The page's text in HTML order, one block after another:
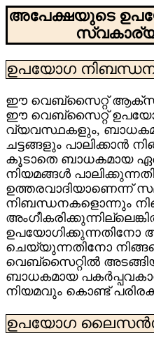
അപേക്ഷയുടെ
ഉപയോഗ
ഈ വെബ്‌സൈറ്റ്
ഈ വെബ്‌സൈറ്റ്
വ്യവസ്ഥകളും,
ചട്ടങ്ങളും പാലിക്കാൻ
കൂടാതെ ബാധകമായ
നിയമങ്ങൾ
ഉത്തരവാദിയാണെന്ന്
നിബന്ധനകളൊന്നും
ചെയ്യുന്നതിനോ
വെബ്‌സൈറ്റിൽ
ബാധകമായ
നിയമവും കൊണ്ട്
ഉപയോഗ